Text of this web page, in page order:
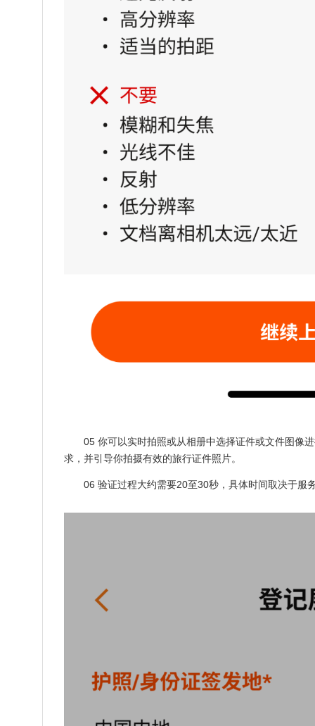
05 你可以实时拍照或从相册中选择证件或文件图像
求，并引导你拍摄有效的旅行证件照片。
06 验证过程大约需要20至30秒，具体时间取决于服